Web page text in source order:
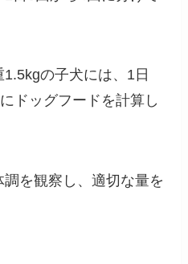
の子犬には、1日
ドッグフードを計算し
を観察し、適切な量を